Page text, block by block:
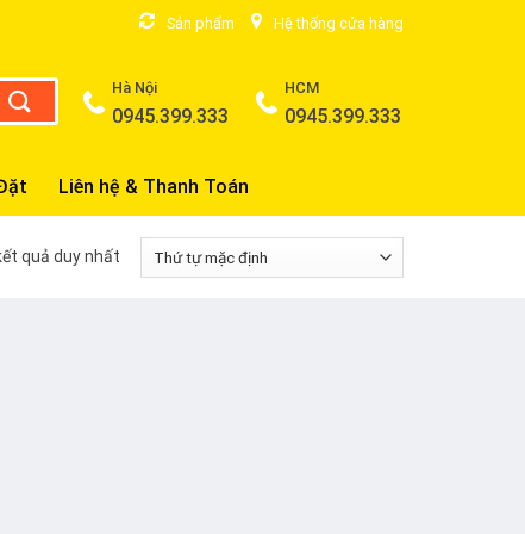
Sản phẩm Hệ thống cửa hàng
Hà Nội
0945.399.333
HCM
0945.399.333
Liên hệ & Thanh Toán
quả duy nhất